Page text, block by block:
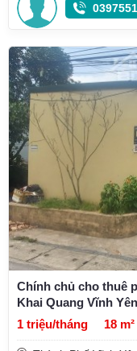
Chính chủ cho thuê
Khai Quang Vĩnh
1 triệu/tháng
18 m²